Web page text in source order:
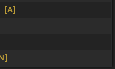
[A]